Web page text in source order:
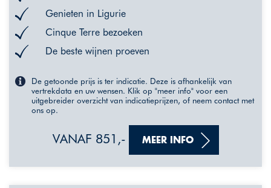
Genieten in Ligurie
Cinque Terre bezoeken
De beste wijnen proeven
De getoonde prijs is ter indicatie. Deze is afhankelijk van
vertrekdata en uw wensen. Klik op "meer info" voor een
uitgebreider overzicht van indicatieprijzen, of neem contact met
ons op.
VANAF 851,- MEER INFO